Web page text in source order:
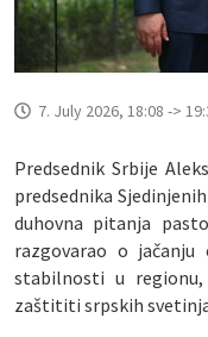
7. July 2026, 18:08 ->
Predsednik Srbije
predsednika
duhovna pitanja
razgovarao o
stabilnosti u
zaštititi srpskih